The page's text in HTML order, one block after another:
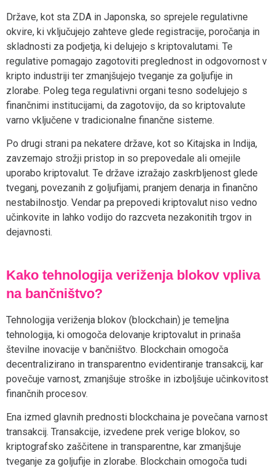
Države, kot sta ZDA in Japonska, so sprejele regulativne
okvire, ki vključujejo zahteve glede registracije, poročanja in
skladnosti za podjetja, ki delujejo s kriptovalutami. Te
regulative pomagajo zagotoviti preglednost in odgovornost v
kripto industriji ter zmanjšujejo tveganje za goljufije in
zlorabe. Poleg tega regulativni organi tesno sodelujejo s
finančnimi institucijami, da zagotovijo, da so kriptovalute
varno vključene v tradicionalne finančne sisteme.
Po drugi strani pa nekatere države, kot so Kitajska in Indija,
zavzemajo strožji pristop in so prepovedale ali omejile
uporabo kriptovalut. Te države izražajo zaskrbljenost glede
tveganj, povezanih z goljufijami, pranjem denarja in finančno
nestabilnostjo. Vendar pa prepovedi kriptovalut niso vedno
učinkovite in lahko vodijo do razcveta nezakonitih trgov in
dejavnosti.
Kako tehnologija veriženja blokov vpliva
na bančništvo?
Tehnologija veriženja blokov (blockchain) je temeljna
tehnologija, ki omogoča delovanje kriptovalut in prinaša
številne inovacije v bančništvo. Blockchain omogoča
decentralizirano in transparentno evidentiranje transakcij, kar
povečuje varnost, zmanjšuje stroške in izboljšuje učinkovitost
finančnih procesov.
Ena izmed glavnih prednosti blockchaina je povečana varnost
transakcij. Transakcije, izvedene prek verige blokov, so
kriptografsko zaščitene in transparentne, kar zmanjšuje
tveganje za goljufije in zlorabe. Blockchain omogoča tudi